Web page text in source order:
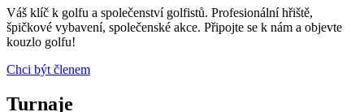
Váš klíč k golfu a společenství golfistů. Profesionální hřiště,
špičkové vybavení, společenské akce. Připojte se k nám a objevte
kouzlo golfu!
Chci být členem
Turnaje